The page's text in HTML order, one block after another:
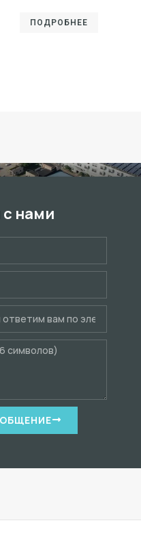
ПОДРОБНЕЕ
с нами